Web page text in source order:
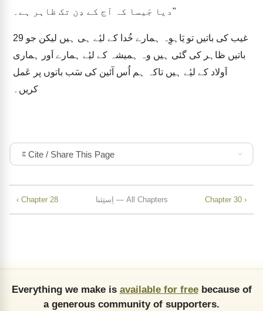
دیا جَیسا کہ آج کے دِن تک ظاہر ہے۔"
29
باتیں ظاہر کی گئی ہیں وہ ہمیشہ کے لیٔے ہمارے اَور ہماری
اَولاد کے لیٔے ہیں تاکہ ہم اُس آئین کی سَب باتوں پر عَمل
کریں۔
Cite / Share This Page
‹ Chapter 28 اِستِثنا — All Chapters Chapter 30 ›
Everything we make is available for freebecause of
a generous community of supporters.